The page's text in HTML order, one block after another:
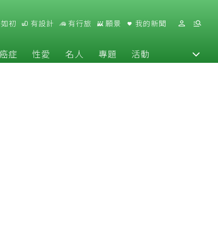
初 有設計 有行旅 願景 我的新聞
癌症 性愛 名人 專題 活動